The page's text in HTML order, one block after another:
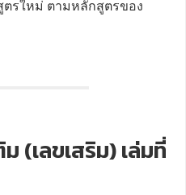
รใหม่ ตามหลักสูตรของ
(เลขเสริม) เล่มที่